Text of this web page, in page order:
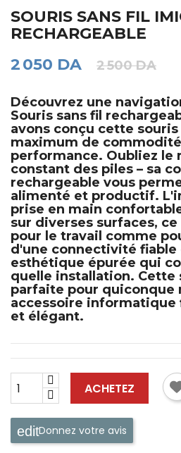
SOURIS SANS FIL
RECHARGEABLE
2 050 DA
2 500 DA
Découvrez une
Souris sans fil
avons conçu cette
maximum de
performance. Oubliez le
constant des piles – sa
rechargeable vous
alimenté et productif. L'
prise en main
sur diverses surfaces,
pour le travail comme
d'une connectivité fiable
esthétique épurée qui
quelle installation. Cette
parfaite pour quiconque
accessoire informatique
et élégant.
ACHETEZ
Donnez votre avis